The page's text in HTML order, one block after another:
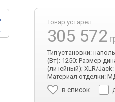
Товар устарел
305 572
Тип установки:
(Вт): 1250; Размер
(линейный); XLR/
Материал отделки:
в список